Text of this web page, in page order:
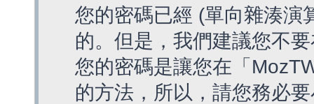
您的密碼已經 (單向雜湊演
的。但是，我們建議您不
您的密碼是讓您在「
的方法，所以，請您務必